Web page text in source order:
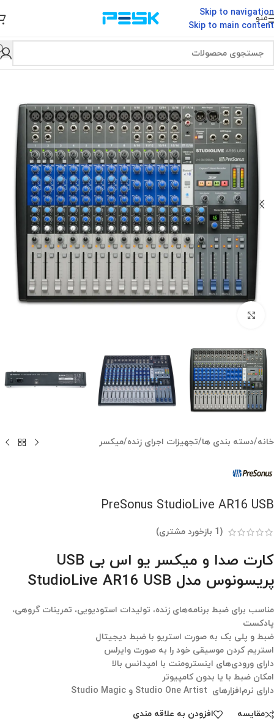
Skip to navigation
Skip to main content
منو
خانه/دسته بندی ها/تجهیزات اجرای زنده/میکسر
PreSonus StudioLive AR16 USB
(
1 بازخورد مشتری)
کارت صدا و میکسر یو اس بی USB
پریسونوس مدل StudioLive AR16 USB
مناسب برای ضبط برنامه‌های زنده، تولیدات استودیویی، تمرینات گروهی،
پادکست‌
ضبط و پلی بک به صورت استریو با ضبط دیجیتال
استریم کردن موسیقی خود را به صورت وایرلس
دارای ورودی‌های اینسترومنت با امپدانس بالا
امکان ضبط با یا بدون کامپیوتر
دارای نرم‌افزارهای Studio One Artist و Studio Magic
مقایسه افزودن به علاقه مندی